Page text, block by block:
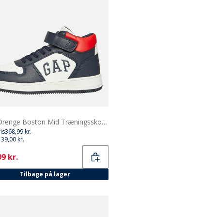
GAP Drenge Boston Mid Træningssko Navy/Rød
368,99 kr.
kr.
kr.
Tilbage på lager